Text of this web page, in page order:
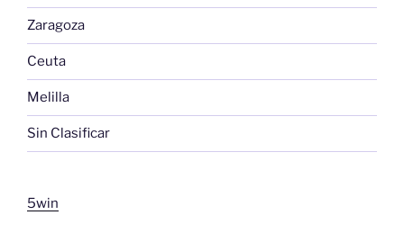
Zaragoza
Ceuta
Melilla
Sin Clasificar
5win